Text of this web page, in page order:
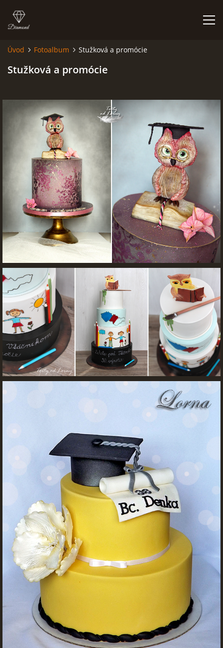
FÓRUM - PORADŇA
DOBRÉ RADY NIELEN PRE ZAČIATOČNÍKOV
NAJČASTEJŠIE OTÁZKY
FOTOALBUM
FOTOPOSTUPY
MARCIPÁN A INÉ POŤAHOVÉ HMOTY
OBĽÚBENÉ RECEPTY
ZAUJÍMAVOSTI O MEDOVNÍČKOCH
VIDEÁ
KURZY - ŠKOLENIA
Torty od Lorny
Prievidza
0911494673
tortyodlorny@gmail.com
© 2026 eStránky.sk Aktualizované 4. 11. 2025|Hore ↑
Úvod Fotoalbum Stužková a promócie
Stužková a promócie